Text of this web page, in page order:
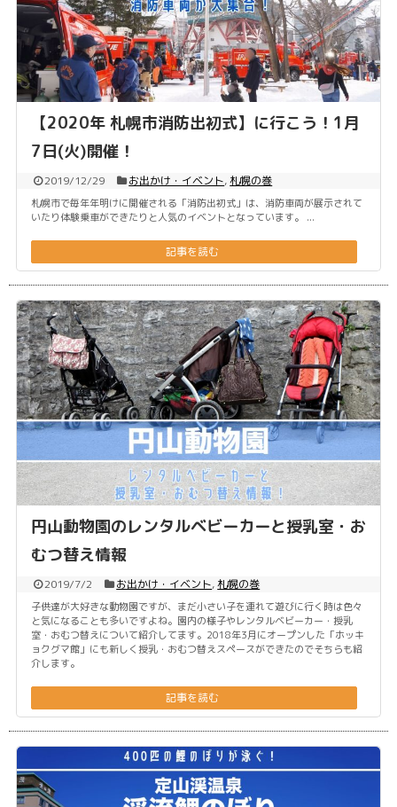
【2020年 札幌市消防出初式】に行こう！1月
7日(火)開催！
2019/12/29 お出かけ・イベント,札幌の巻
札幌市で毎年年明けに開催される「消防出初式」は、消防車両が展示されて
いたり体験乗車ができたりと人気のイベントとなっています。 ...
記事を読む
円山動物園のレンタルベビーカーと授乳室・お
むつ替え情報
2019/7/2 お出かけ・イベント,札幌の巻
子供達が大好きな動物園ですが、まだ小さい子を連れて遊びに行く時は色々
と気になることも多いですよね。園内の様子やレンタルベビーカー・授乳
室・おむつ替えについて紹介してます。2018年3月にオープンした「ホッキ
ョクグマ館」にも新しく授乳・おむつ替えスペースができたのでそちらも紹
介します。
記事を読む